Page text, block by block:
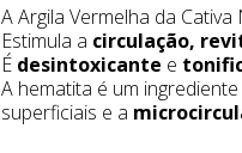
A Argila Vermelha da Cativa
Estimula a circulação,
É desintoxicante e
A hematita é um
superficiais e a